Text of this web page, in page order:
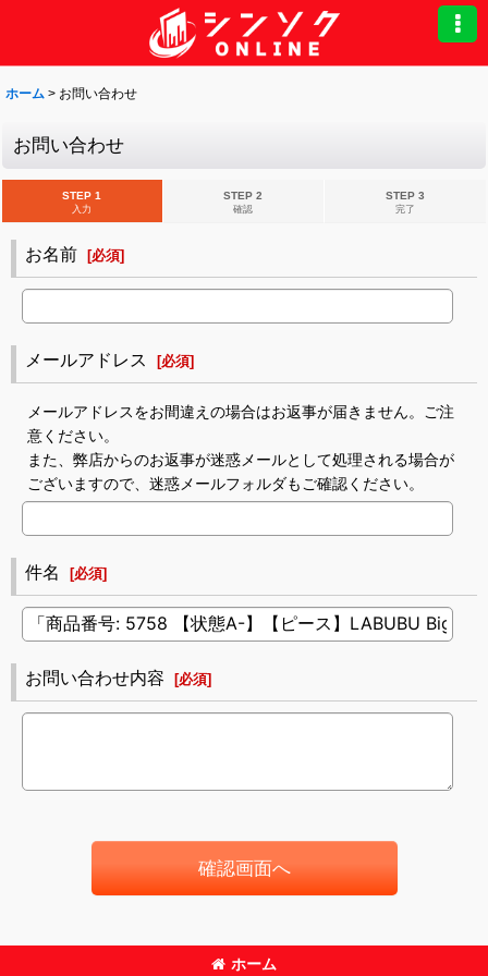
ホーム > お問い合わせ
お問い合わせ
STEP 1
入力
STEP 2
確認
STEP 3
完了
お名前 [必須]
メールアドレス [必須]
メールアドレスをお間違えの場合はお返事が届きません。ご注
意ください。
また、弊店からのお返事が迷惑メールとして処理される場合が
ございますので、迷惑メールフォルダもご確認ください。
件名 [必須]
お問い合わせ内容 [必須]
確認画面へ
ホーム